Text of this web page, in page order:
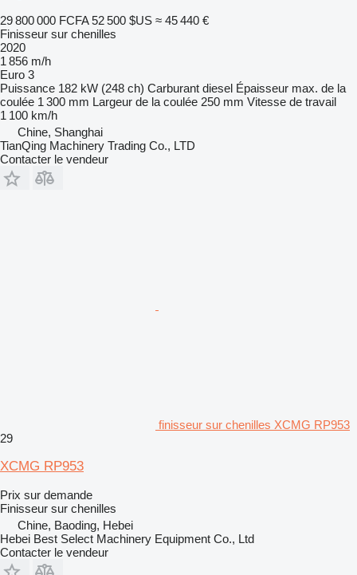
29 800 000 FCFA 52 500 $US ≈ 45 440 €
Finisseur sur chenilles
2020
1 856 m/h
Euro 3
Puissance 182 kW (248 ch) Carburant diesel Épaisseur max. de la
coulée 1 300 mm Largeur de la coulée 250 mm Vitesse de travail
1 100 km/h
Chine, Shanghai
TianQing Machinery Trading Co., LTD
Contacter le vendeur
finisseur sur chenilles XCMG RP953
29
XCMG RP953
Prix sur demande
Finisseur sur chenilles
Chine, Baoding, Hebei
Hebei Best Select Machinery Equipment Co., Ltd
Contacter le vendeur